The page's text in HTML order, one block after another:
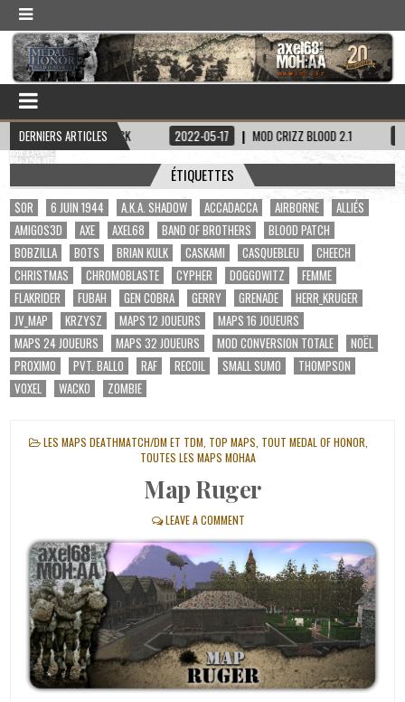
DERNIERS ARTICLES
HADDOCK 2022-05-17 MOD CRIZZ BLOOD 2.1 2022-05-01
ÉTIQUETTES
$OR 6 JUIN 1944 A.K.A. SHADOW ACCADACCA AIRBORNE
ALLIÉS
AMIGOS3D
AXE AXEL68 BAND OF BROTHERS
BLOOD PATCH
BOBZILLA
BOTS BRIAN KULK CASKAMI CASQUEBLEU
CHEECH
CHRISTMAS
CHROMOBLASTE CYPHER DOGGOWITZ
FEMME
FLAKRIDER
FUBAH GEN COBRA GERRY GRENADE
HERR_KRUGER
JV_MAP
KRZYSZ MAPS 12 JOUEURS
MAPS 16 JOUEURS
MAPS 24 JOUEURS
MAPS 32 JOUEURS MOD CONVERSION TOTALE
NOËL
PROXIMO
PVT. BALLO RAF RECOIL SMALL SUMO
THOMPSON
VOXEL
WACKO ZOMBIE
POSTED
LES MAPS DEATHMATCH/DM ET TDM TOP MAPS TOUT MEDAL OF HONOR
TOUTES LES MAPS MOHAA
Map Ruger
LEAVE A COMMENT